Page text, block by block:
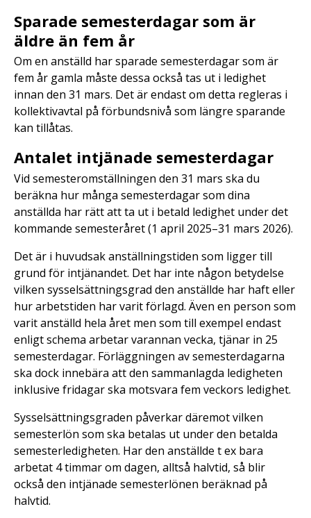
Sparade semesterdagar som är
äldre än fem år
Om en anställd har sparade semesterdagar som är
fem år gamla måste dessa också tas ut i ledighet
innan den 31 mars. Det är endast om detta regleras i
kollektivavtal på förbundsnivå som längre sparande
kan tillåtas.
Antalet intjänade semesterdagar
Vid semesteromställningen den 31 mars ska du
beräkna hur många semesterdagar som dina
anställda har rätt att ta ut i betald ledighet under det
kommande semesteråret (1 april 2025–31 mars 2026).
Det är i huvudsak anställningstiden som ligger till
grund för intjänandet. Det har inte någon betydelse
vilken sysselsättningsgrad den anställde har haft eller
hur arbetstiden har varit förlagd. Även en person som
varit anställd hela året men som till exempel endast
enligt schema arbetar varannan vecka, tjänar in 25
semesterdagar. Förläggningen av semesterdagarna
ska dock innebära att den sammanlagda ledigheten
inklusive fridagar ska motsvara fem veckors ledighet.
Sysselsättningsgraden påverkar däremot vilken
semesterlön som ska betalas ut under den betalda
semesterledigheten. Har den anställde t ex bara
arbetat 4 timmar om dagen, alltså halvtid, så blir
också den intjänade semesterlönen beräknad på
halvtid.